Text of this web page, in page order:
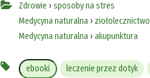
Zdrowie › sposoby na stres
Medycyna naturalna› ziołolecznictwo
Medycyna naturalna› akupunktura
ebooki leczenie przez dotyk